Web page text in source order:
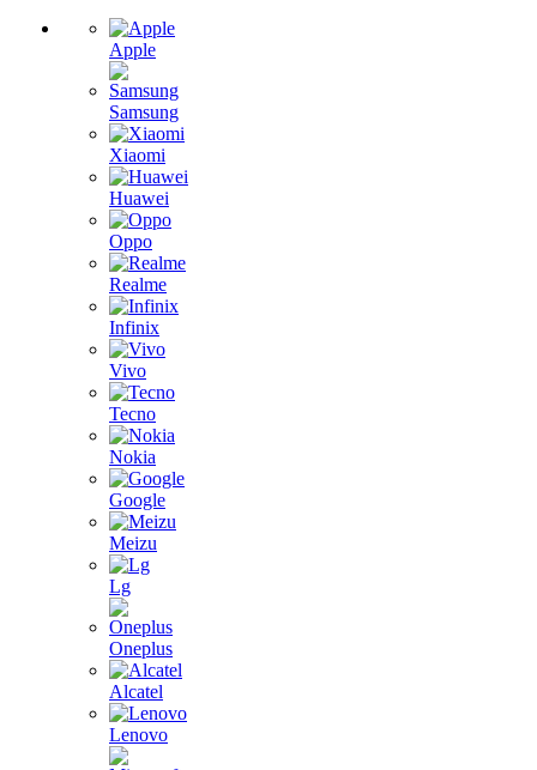
Apple
Samsung
Xiaomi
Huawei
Oppo
Realme
Infinix
Vivo
Tecno
Nokia
Google
Meizu
Lg
Oneplus
Alcatel
Lenovo